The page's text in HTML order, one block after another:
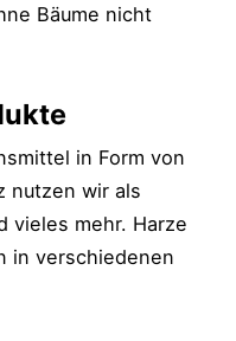
Bäume nicht
in Form von
nutzen wir als
vieles mehr. Harze
in verschiedenen